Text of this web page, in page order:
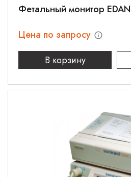
Фетальный монитор
Цена по запросу
В корзину